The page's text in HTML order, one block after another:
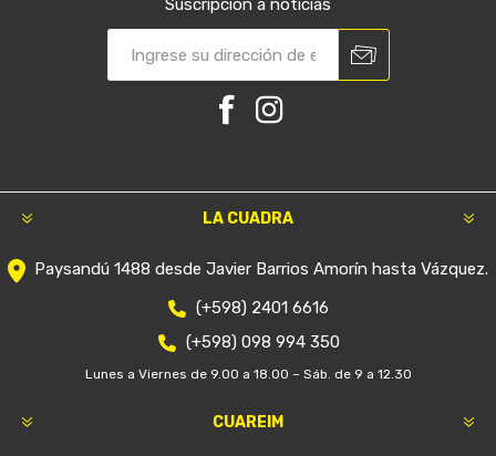
Suscripción a noticias
LA CUADRA
Paysandú 1488 desde Javier Barrios Amorín hasta Vázquez.
(+598) 2401 6616
(+598) 098 994 350
Lunes a Viernes de 9.00 a 18.00 – Sáb. de 9 a 12.30
CUAREIM